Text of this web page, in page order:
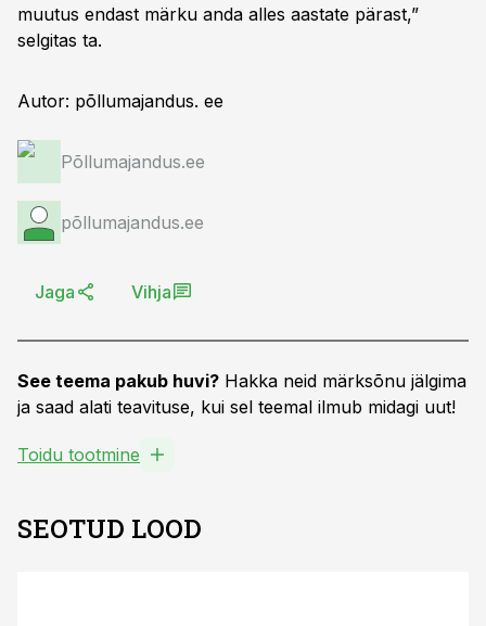
muutus endast märku anda alles aastate pärast,”
selgitas ta.
Autor: põllumajandus. ee
Põllumajandus.ee
põllumajandus.ee
Jaga Vihja
See teema pakub huvi? Hakka neid märksõnu jälgima
ja saad alati teavituse, kui sel teemal ilmub midagi uut!
Toidu tootmine
SEOTUD LOOD